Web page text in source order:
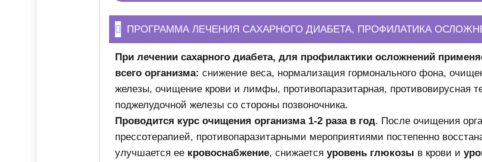
ПРОГРАММА ЛЕЧЕНИЯ САХАРНОГО ДИАБЕТА, ПРОФИЛАТИКА
При лечении сахарного диабета, для профилактики осложнений
всего организма: снижение веса, нормализация гормонального фона,
железы, очищение крови и лимфы, противопаразитарная, противовирусная
поджелудочной железы со стороны позвоночника.
Проводится курс очищения организма 1-2 раза в год. После очищения
прессотерапией, противопаразитарными мероприятиями постепенно
улучшается ее кровоснабжение, снижается уровень глюкозы в крови и